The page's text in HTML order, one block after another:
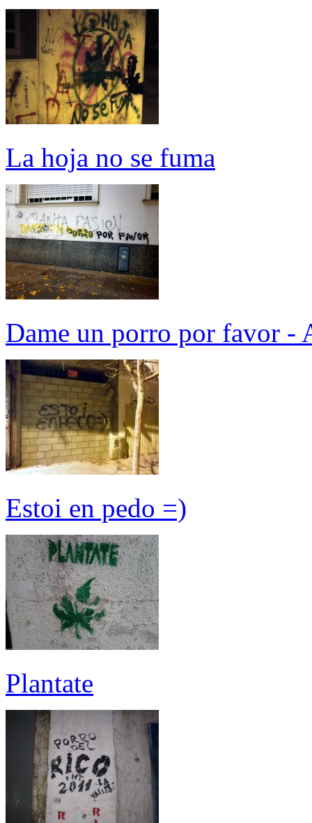
La hoja no se fuma
Dame un porro por favor -
Estoi en pedo =)
Plantate